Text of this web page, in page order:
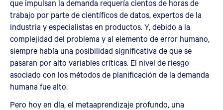
que impulsan la demanda requería cientos de horas de
trabajo por parte de científicos de datos, expertos de la
industria y especialistas en productos. Y, debido a la
complejidad del problema y al elemento de error humano,
siempre había una posibilidad significativa de que se
pasaran por alto variables críticas. El nivel de riesgo
asociado con los métodos de planificación de la demanda
humana fue alto.
Pero hoy en día, el metaaprendizaje profundo, una